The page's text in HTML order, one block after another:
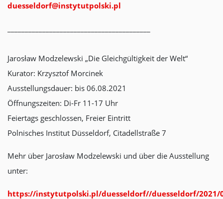
duesseldorf@instytutpolski.pl
Jarosław Modzelewski „Die Gleichgültigkeit der Welt“
Kurator: Krzysztof Morcinek
Ausstellungsdauer: bis 06.08.2021
Öffnungszeiten: Di-Fr 11-17 Uhr
Feiertags geschlossen, Freier Eintritt
Polnisches Institut Düsseldorf, Citadellstraße 7
Mehr über Jarosław Modzelewski und über die Ausstellung
unter:
https://instytutpolski.pl/duesseldorf//duesseldorf/2021/